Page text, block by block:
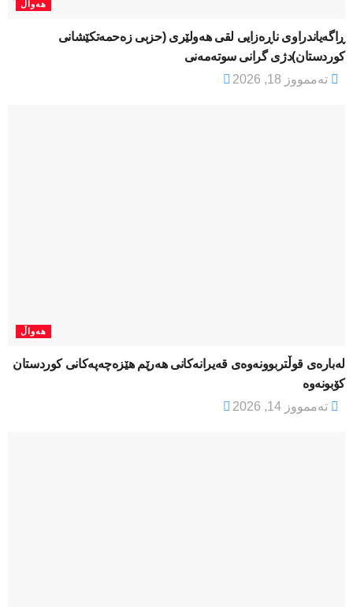
هەواڵ
ڕاگەیاندراوی ناڕەزایی لقی هەولێری (حزبی زەحمەتکێشانی
کوردستان)دژی گرانی سوتەمەنی
تەممووز 18, 2026
هەواڵ
لەبارەی قوڵتربوونەوەی قەیرانەكانی هەرێم هێزەچەپەكانی كوردستان
كۆبونەوە
تەممووز 14, 2026